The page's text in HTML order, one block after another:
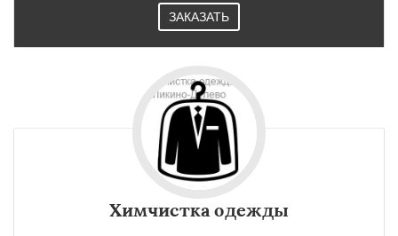
ЗАКАЗАТЬ
Химчистка одежды